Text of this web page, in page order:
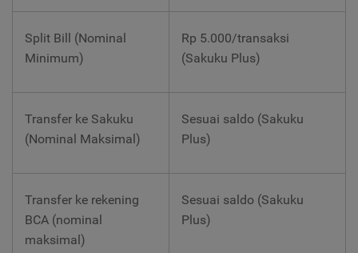
Split Bill (Nominal
Minimum)
Rp 5.000/transaksi
(Sakuku Plus)
Transfer ke Sakuku
(Nominal Maksimal)
Sesuai saldo (Sakuku
Plus)
Transfer ke rekening
BCA (nominal
maksimal)
Sesuai saldo (Sakuku
Plus)